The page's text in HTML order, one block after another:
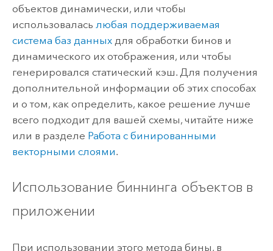
объектов динамически, или чтобы
использовалась любая поддерживаемая
система баз данныхдля обработки бинов и
динамического их отображения, или чтобы
генерировался статический кэш. Для получения
дополнительной информации об этих способах
и о том, как определить, какое решение лучше
всего подходит для вашей схемы, читайте ниже
или в разделе Работа с бинированными
векторными слоями.
Использование биннинга объектов в
приложении
При использовании этого метода бины, в